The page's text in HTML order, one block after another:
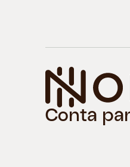
Conta